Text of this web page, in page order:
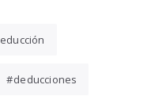
deducciones